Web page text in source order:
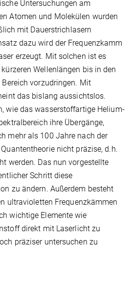
Untersuchungen am
Atomen und Molekülen wurden
mit Dauerstrichlasern
dazu wird der Frequenzkamm
erzeugt. Mit solchen ist es
Wellenlängen bis in den
vorzudringen. Mit
das bislang aussichtslos.
wie das wasserstoffartige Helium-
ihre Übergänge,
mehr als 100 Jahre nach der
nicht präzise, d.h.
werden. Das nun vorgestellte
Schritt diese
zu ändern. Außerdem besteht
ultravioletten Frequenzkämmen
wichtige Elemente wie
direkt mit Laserlicht zu
präziser untersuchen zu